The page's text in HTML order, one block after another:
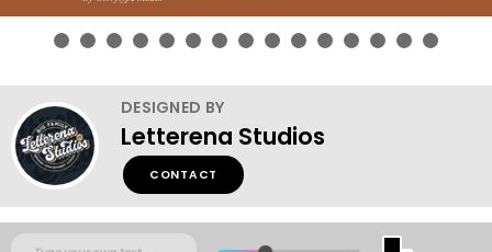
DESIGNED BY
Letterena Studios
CONTACT